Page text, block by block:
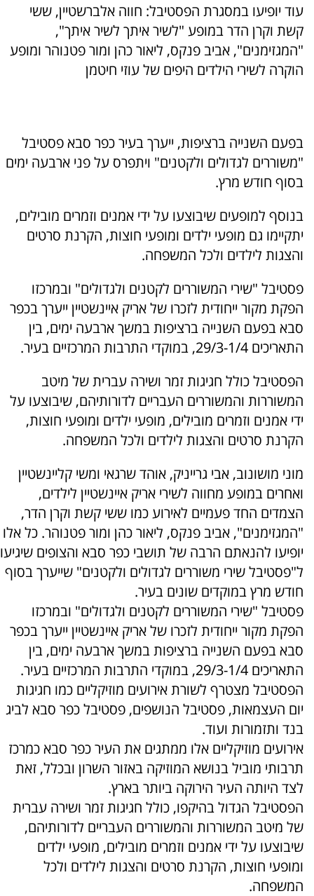
עוד יופיעו במסגרת הפסטיבל: חווה אלברשטיין, ששי
קשת וקרן הדר במופע "לשיר איתך לשיר איתך",
"המגזימנים", אביב פנקס, ליאור כהן ומור פטנוהר ומופע
הוקרה לשירי הילדים היפים של עוזי חיטמן
בפעם השנייה ברציפות, ייערך בעיר כפר סבא פסטיבל
"משוררים לגדולים ולקטנים" ויתפרס על פני ארבעה ימים
בסוף חודש מרץ.
בנוסף למופעים שיבוצעו על ידי אמנים וזמרים מובילים,
יתקיימו גם מופעי ילדים ומופעי חוצות, הקרנת סרטים
והצגות לילדים ולכל המשפחה.
פסטיבל "שירי המשוררים לקטנים ולגדולים" ובמרכזו
הפקת מקור ייחודית לזכרו של אריק איינשטיין ייערך בכפר
סבא בפעם השנייה ברציפות במשך ארבעה ימים, בין
התאריכים 29/3-1/4, במוקדי התרבות המרכזיים בעיר.
הפסטיבל כולל חגיגות זמר ושירה עברית של מיטב
המשוררות והמשוררים העבריים לדורותיהם, שיבוצעו על
ידי אמנים וזמרים מובילים, מופעי ילדים ומופעי חוצות,
הקרנת סרטים והצגות לילדים ולכל המשפחה.
מוני מושונוב, אבי גרייניק, אוהד שרגאי ומשי קליינשטיין
ואחרים במופע מחווה לשירי אריק איינשטיין לילדים,
הצמדים החד פעמיים לאירוע כמו ששי קשת וקרן הדר,
"המגזימנים", אביב פנקס, ליאור כהן ומור פטנוהר. כל אלו
יופיעו להנאתם הרבה של תושבי כפר סבא והצופים שיגיעו
ל"פסטיבל שירי משוררים לגדולים ולקטנים" שייערך בסוף
חודש מרץ במוקדים שונים בעיר.
פסטיבל "שירי המשוררים לקטנים ולגדולים" ובמרכזו
הפקת מקור ייחודית לזכרו של אריק איינשטיין ייערך בכפר
סבא בפעם השנייה ברציפות במשך ארבעה ימים, בין
התאריכים 29/3-1/4, במוקדי התרבות המרכזיים בעיר.
הפסטיבל מצטרף לשורת אירועים מוזיקליים כמו חגיגות
יום העצמאות, פסטיבל הנושפים, פסטיבל כפר סבא לביג
בנד ותזמורות ועוד.
אירועים מוזיקליים אלו ממתגים את העיר כפר סבא כמרכז
תרבותי מוביל בנושא המוזיקה באזור השרון ובכלל, זאת
לצד היותה העיר הירוקה ביותר בארץ.
הפסטיבל הגדול בהיקפו, כולל חגיגות זמר ושירה עברית
של מיטב המשוררות והמשוררים העבריים לדורותיהם,
שיבוצעו על ידי אמנים וזמרים מובילים, מופעי ילדים
ומופעי חוצות, הקרנת סרטים והצגות לילדים ולכל
המשפחה.